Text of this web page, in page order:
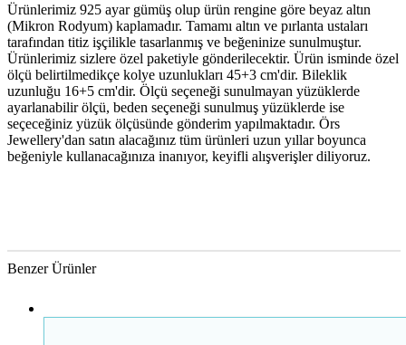
Ürünlerimiz 925 ayar gümüş olup ürün rengine göre beyaz altın
(Mikron Rodyum) kaplamadır. Tamamı altın ve pırlanta ustaları
tarafından titiz işçilikle tasarlanmış ve beğeninize sunulmuştur.
Ürünlerimiz sizlere özel paketiyle gönderilecektir. Ürün isminde özel
ölçü belirtilmedikçe kolye uzunlukları 45+3 cm'dir. Bileklik
uzunluğu 16+5 cm'dir. Ölçü seçeneği sunulmayan yüzüklerde
ayarlanabilir ölçü, beden seçeneği sunulmuş yüzüklerde ise
seçeceğiniz yüzük ölçüsünde gönderim yapılmaktadır. Örs
Jewellery'dan satın alacağınız tüm ürünleri uzun yıllar boyunca
beğeniyle kullanacağınıza inanıyor, keyifli alışverişler diliyoruz.
Benzer Ürünler